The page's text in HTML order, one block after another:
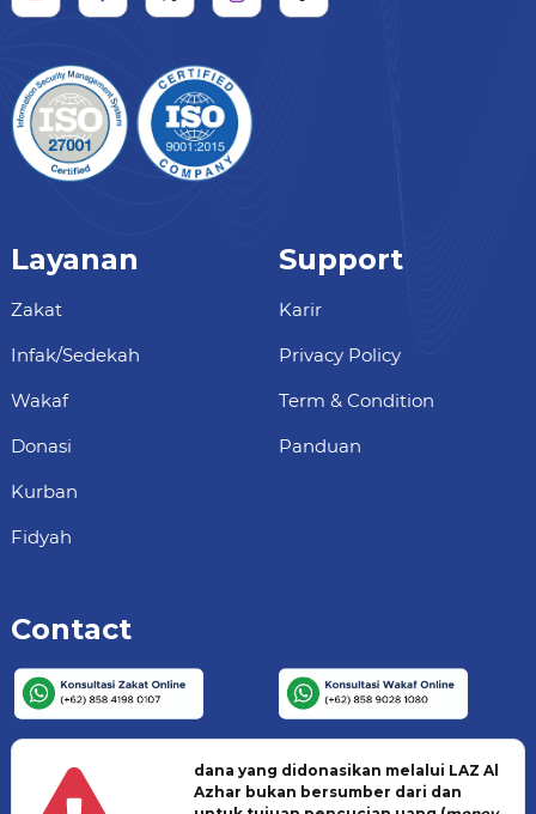
Layanan
Zakat
Infak/Sedekah
Wakaf
Donasi
Kurban
Fidyah
Support
Karir
Privacy Policy
Term & Condition
Panduan
Contact
dana yang didonasikan melalui LAZ Al
Azhar bukan bersumber dari dan